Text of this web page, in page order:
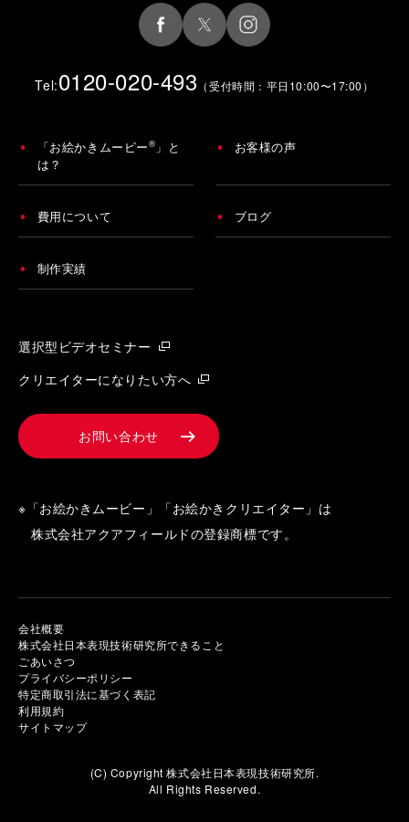
Tel:0120-020-493 （受付時間：平日10:00〜17:00）
「お絵かきムービー® 」と
は？
お客様の声
費用について ブログ
制作実績
選択型ビデオセミナー
クリエイターになりたい方へ
お問い合わせ
※「お絵かきムービー」「お絵かきクリエイター」は
株式会社アクアフィールドの登録商標です。
会社概要
株式会社日本表現技術研究所できること
ごあいさつ
プライバシーポリシー
特定商取引法に基づく表記
利用規約
サイトマップ
(C) Copyright 株式会社日本表現技術研究所.
All Rights Reserved.